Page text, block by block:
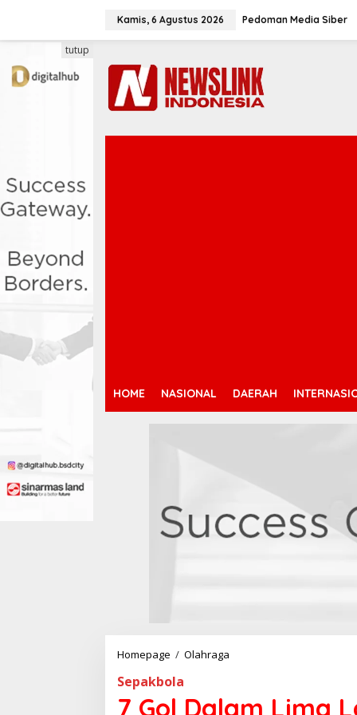
Kamis, 6 Agustus 2026 Pedoman Media Siber
HOME NASIONAL DAERAH
tutup
Homepage / Olahraga
D
Sepakbola
7 Gol Dalam Lima